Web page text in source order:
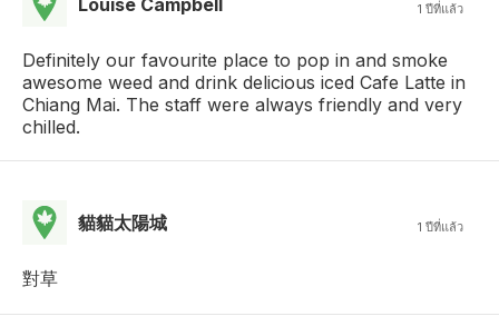
1 ปีที่แล้ว
Definitely our favourite place to pop in and smoke
awesome weed and drink delicious iced Cafe Latte in
Chiang Mai. The staff were always friendly and very
chilled.
貓貓太陽城 1 ปีที่แล้ว
對草